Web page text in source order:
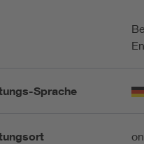
Sprache